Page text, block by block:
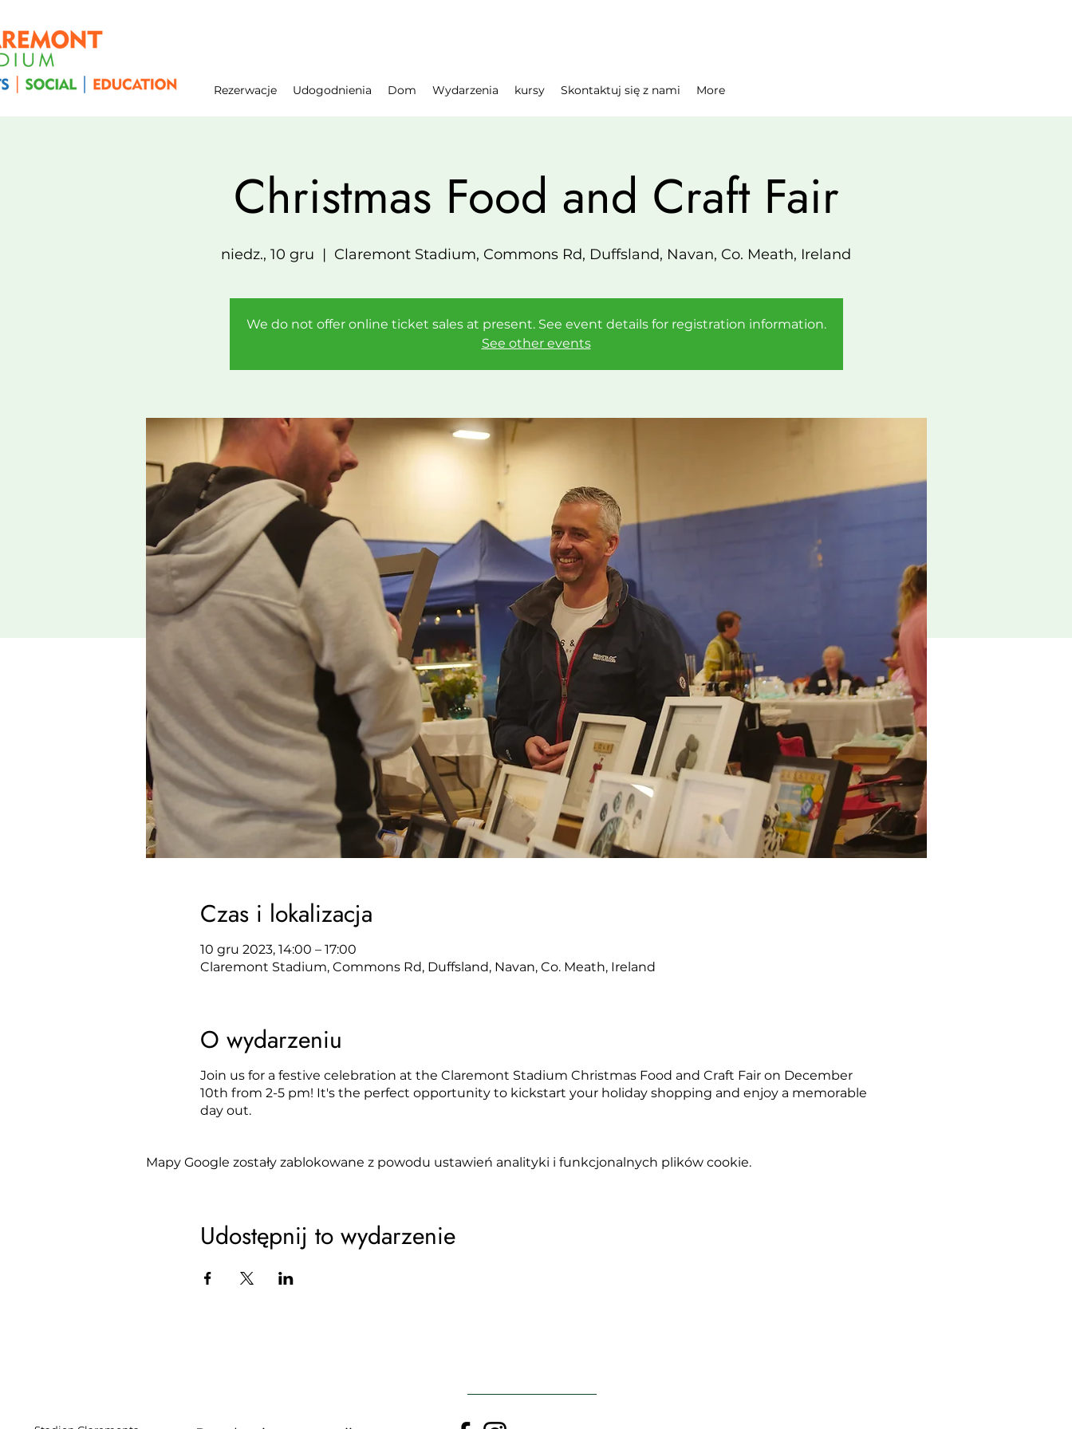
Rezerwacje Udogodnienia Dom Wydarzenia kursy Skontaktuj się z nami More
Christmas Food and Craft Fair
niedz., 10 gru
  |
Claremont Stadium, Commons Rd, Duffsland, Navan, Co. Meath, Ireland
We do not offer online ticket sales at present. See event details for registration information.
See other events
Czas i lokalizacja
10 gru 2023, 14:00 – 17:00
Claremont Stadium, Commons Rd, Duffsland, Navan, Co. Meath, Ireland
O wydarzeniu
Join us for a festive celebration at the Claremont Stadium Christmas Food and Craft Fair on December
10th from 2-5 pm! It's the perfect opportunity to kickstart your holiday shopping and enjoy a memorable
day out.
Mapy Google zostały zablokowane z powodu ustawień analityki i funkcjonalnych plików cookie.
Udostępnij to wydarzenie